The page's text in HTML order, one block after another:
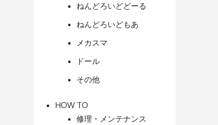
ねんどろいどどーる
ねんどろいどもあ
メカスマ
ドール
その他
HOW TO
修理・メンテナンス